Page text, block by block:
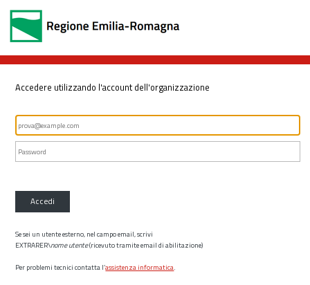
Accedere utilizzando l'account dell'organizzazione
Accedi
Se sei un utente esterno, nel campo email, scrivi
EXTRARER\nome utente(ricevuto tramite email di abilitazione)
Per problemi tecnici contatta l’assistenza informatica.